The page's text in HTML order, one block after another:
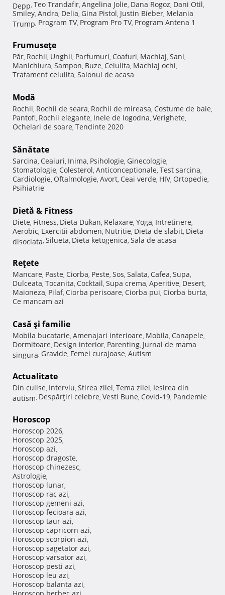
Depp, Teo Trandafir, Angelina Jolie, Dana Rogoz, Dani Otil,
Smiley, Andra, Delia, Gina Pistol, Justin Bieber, Melania
Trump, Program TV, Program Pro TV, Program Antena 1
Frumuseţe
Păr, Rochii, Unghii, Parfumuri, Coafuri, Machiaj, Sani,
Manichiura, Sampon, Buze, Celulita, Machiaj ochi,
Tratament celulita, Salonul de acasa
Modă
Rochii, Rochii de seara, Rochii de mireasa, Costume de baie,
Pantofi, Rochii elegante, Inele de logodna, Verighete,
Ochelari de soare, Tendinte 2020
Sănătate
Sarcina, Ceaiuri, Inima, Psihologie, Ginecologie,
Stomatologie, Colesterol, Anticonceptionale, Test sarcina,
Cardiologie, Oftalmologie, Avort, Ceai verde, HIV, Ortopedie,
Psihiatrie
Dietă & Fitness
Diete, Fitness, Dieta Dukan, Relaxare, Yoga, Intretinere,
Aerobic, Exercitii abdomen, Nutritie, Dieta de slabit, Dieta
disociata, Silueta, Dieta ketogenica, Sala de acasa
Reţete
Mancare, Paste, Ciorba, Peste, Sos, Salata, Cafea, Supa,
Dulceata, Tocanita, Cocktail, Supa crema, Aperitive, Desert,
Maioneza, Pilaf, Ciorba perisoare, Ciorba pui, Ciorba burta,
Ce mancam azi
Casă şi familie
Mobila bucatarie, Amenajari interioare, Mobila, Canapele,
Dormitoare, Design interior, Parenting, Jurnal de mama
singura, Gravide, Femei curajoase, Autism
Actualitate
Din culise, Interviu, Stirea zilei, Tema zilei, Iesirea din
autism, Despărţiri celebre, Vesti Bune, Covid-19, Pandemie
Horoscop
Horoscop 2026,
Horoscop 2025,
Horoscop azi,
Horoscop dragoste,
Horoscop chinezesc,
Astrologie,
Horoscop lunar,
Horoscop rac azi,
Horoscop gemeni azi,
Horoscop fecioara azi,
Horoscop taur azi,
Horoscop capricorn azi,
Horoscop scorpion azi,
Horoscop sagetator azi,
Horoscop varsator azi,
Horoscop pesti azi,
Horoscop leu azi,
Horoscop balanta azi,